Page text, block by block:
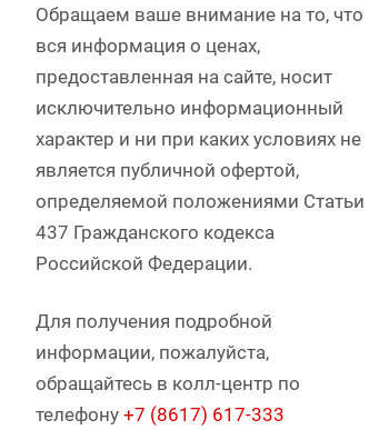
Обращаем ваше внимание на то, что
вся информация о ценах,
предоставленная на сайте, носит
исключительно информационный
характер и ни при каких условиях не
является публичной офертой,
определяемой положениями Статьи
437 Гражданского кодекса
Российской Федерации.
Для получения подробной
информации, пожалуйста,
обращайтесь в колл-центр по
телефону +7 (8617) 617-333